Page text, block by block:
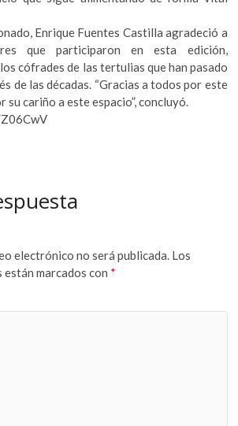
Enrique Fuentes Castilla agradeció a
que participaron en esta edición,
cófrades de las tertulias que han pasado
de las décadas. “Gracias a todos por este
cariño a este espacio”, concluyó.
electrónico no será publicada. Los
marcados con *